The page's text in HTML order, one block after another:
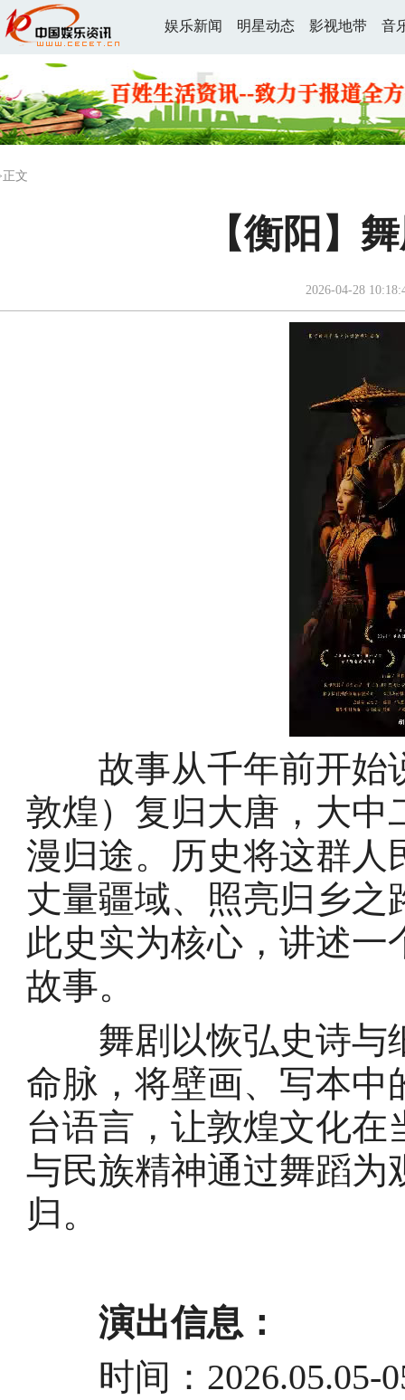
娱乐新闻 明星动态 影视地带 音
文
【衡阳】
2026-04-28
故事从千年前开始
敦煌）复归大唐，大中
漫归途。历史将这群人
丈量疆域、照亮归乡
此史实为核心，讲述
故事。
舞剧以恢弘史诗与
命脉，将壁画、写本中
台语言，让敦煌文化在
与民族精神通过舞蹈为
归。
演出信息：
时间：2026.05.05-